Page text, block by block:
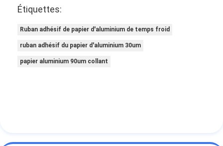
Étiquettes:
Ruban adhésif de papier d'aluminium de temps froid
ruban adhésif du papier d'aluminium 30um
papier aluminium 90um collant